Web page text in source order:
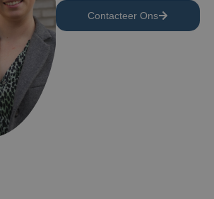
Contacteer Ons